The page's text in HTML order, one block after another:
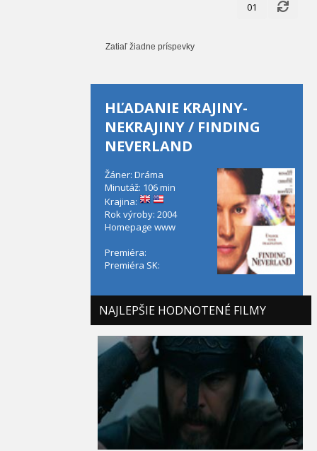
01
Zatiaľ žiadne príspevky
HĽADANIE KRAJINY-
NEKRAJINY / FINDING
NEVERLAND
Žáner: Dráma
Minutáž: 106 min
Krajina:
Rok výroby: 2004
Homepage www
Premiéra:
Premiéra SK:
NAJLEPŠIE HODNOTENÉ FILMY